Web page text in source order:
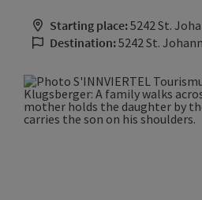
Starting place:5242 St.
Destination:5242 St.